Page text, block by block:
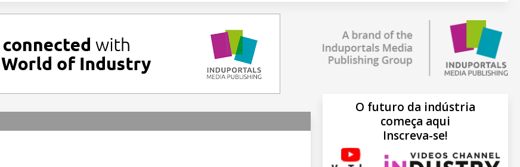
O futuro da indústria
começa aqui
Inscreva-se!